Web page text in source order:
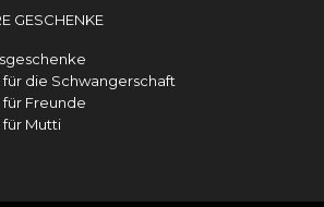
GESCHENKE
die Schwangerschaft
Freunde
für Mutti